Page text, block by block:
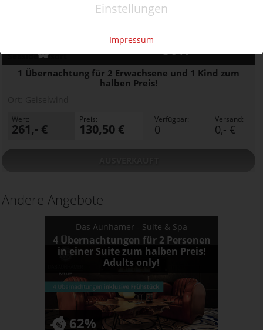
Einstellungen
Impressum
Seaside Resort
1 Übernachtung für 2 Erwachsene und 1 Kind zum
halben Preis!
Wert:
261,- €
Preis:
130,50 €
Verfügbar:
0
Versand:
0,- €
Andere Angebote
Das Aunhamer - Suite & Spa
4 Übernachtungen für 2 Personen
in einer Suite zum halben Preis!
Adults only!
62%